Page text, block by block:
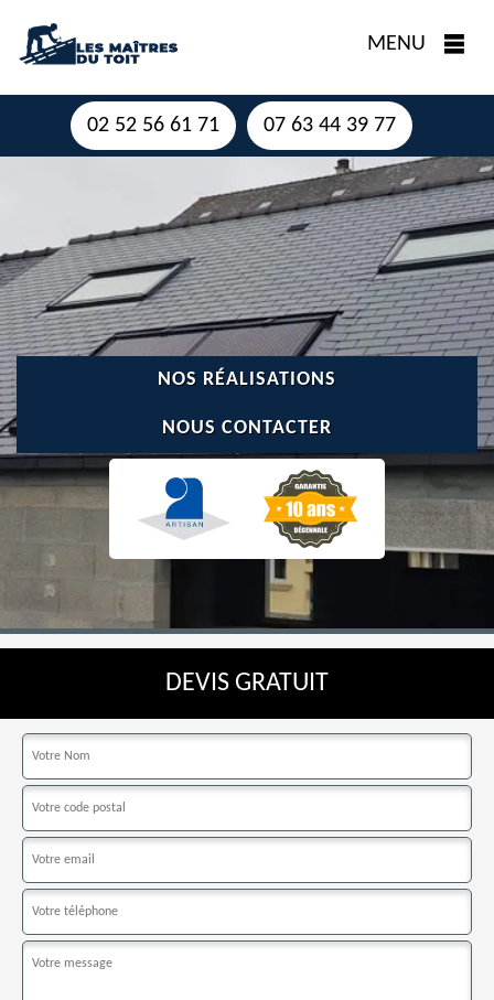
MENU
02 52 56 61 71 07 63 44 39 77
NOS RÉALISATIONS
NOUS CONTACTER
DEVIS GRATUIT